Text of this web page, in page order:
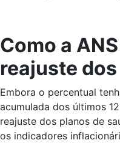
Como a
reajuste
Embora o percentual
acumulada dos últimos
reajuste dos planos de
os indicadores